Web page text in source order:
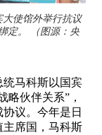
使馆外举行抗议
定。 （图源：央
马科斯以国宾
略伙伴关系”，
议。今年是日
主席国，马科斯